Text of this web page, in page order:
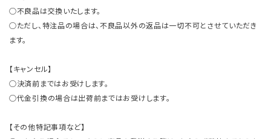
○不良品は交換いたします。
○ただし、特注品の場合は、不良品以外の返品は一切不可とさせていただき
ます。
【キャンセル】
○決済前まではお受けします。
○代金引換の場合は出荷前まではお受けします。
【その他特記事項など】